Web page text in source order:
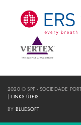
2020 © SPP - SOCIEDADE
|LINKS ÚTEIS
BY BLUESOFT